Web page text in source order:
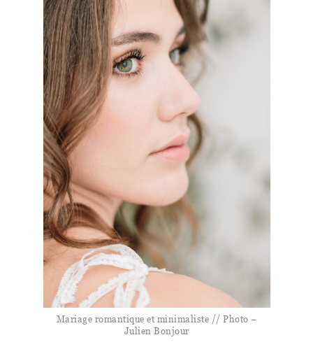
Mariage romantique et minimaliste // Photo –
Julien Bonjour